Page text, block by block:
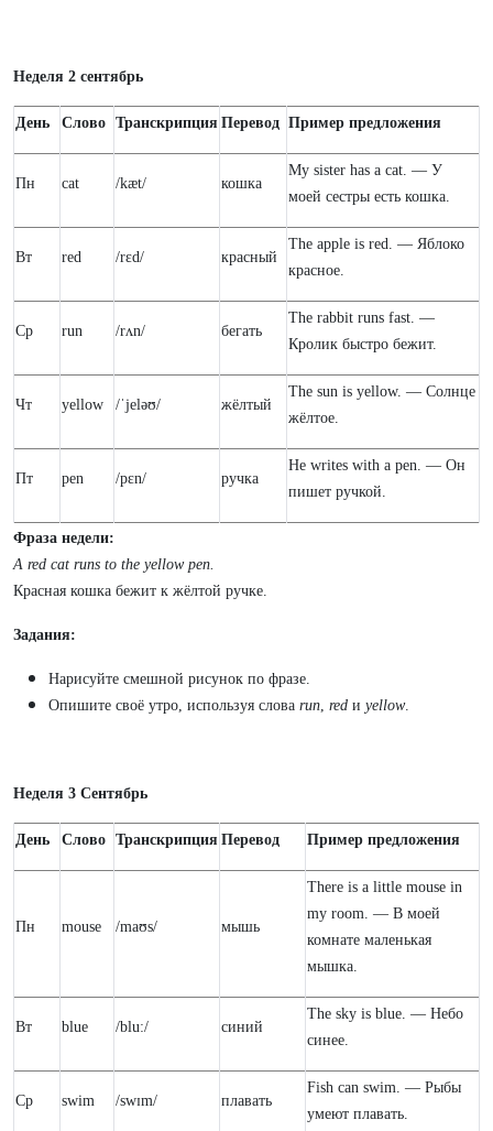
Неделя 2 сентябрь
День Слово Транскрипция Перевод Пример предложения
Пн cat /kæt/ кошка
My sister has a cat. — У
моей сестры есть кошка.
Вт red /rɛd/ красный
The apple is red. — Яблоко
красное.
Ср run /rʌn/ бегать
The rabbit runs fast. —
Кролик быстро бежит.
Чт yellow /ˈjeləʊ/ жёлтый
The sun is yellow. — Солнце
жёлтое.
Пт pen /pɛn/ ручка
He writes with a pen. — Он
пишет ручкой.
Фраза недели:
A red cat runs to the yellow pen.
Красная кошка бежит к жёлтой ручке.
Задания:
Нарисуйте смешной рисунок по фразе.
Опишите своё утро, используя слова run, red и yellow.
Неделя 3 Сентябрь
День Слово Транскрипция Перевод Пример предложения
Пн mouse /maʊs/ мышь
There is a little mouse in
my room. — В моей
комнате маленькая
мышка.
Вт blue /blu:/ синий
The sky is blue. — Небо
синее.
Ср swim /swɪm/ плавать
Fish can swim. — Рыбы
умеют плавать.